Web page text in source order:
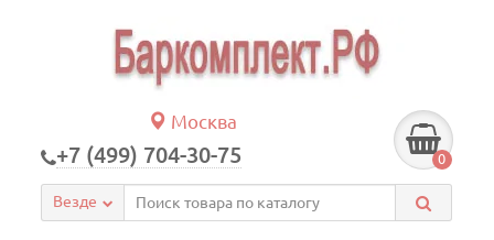
Москва
+7 (499) 704-30-75 0
Везде